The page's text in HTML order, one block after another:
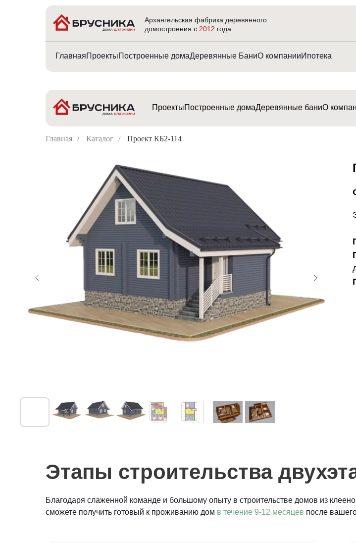
ГлавнаяПроектыПостроенные домаДеревянные БаниО компанииИпотека
Архангельская фабрика деревянного
домостроения с 2012 года
ПроектыПостроенные домаДеревянные баниО
Главная / Каталог / Проект КБ2-114
Этапы строительства
Благодаря слаженной команде и большому опыту в строительстве домов из
сможете получить готовый к проживанию дом в течение 9-12 месяцев после